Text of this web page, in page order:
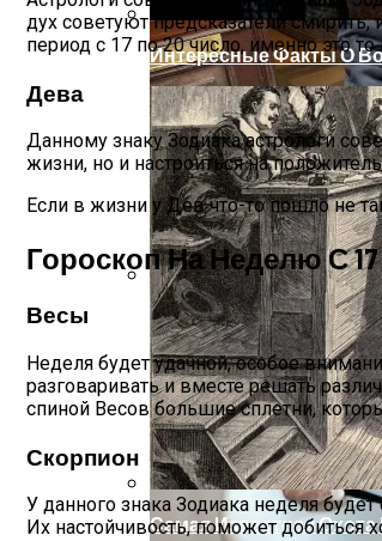
Женская Зимняя
Интересные Факты О
Самая Известная
дух советуют предсказатели
период с 17 по 20 число, именно это
Дева
Данному знаку Зодиака астрологи
жизни, но и настроиться на
Если в жизни у Дев что-то пошло не
Гороскоп На Неделю С
Весы
Неделя будет удачной, особое
разговаривать и вместе решать
спиной Весов большие сплетни,
Скорпион
У данного знака Зодиака неделя
Их настойчивость, поможет добиться